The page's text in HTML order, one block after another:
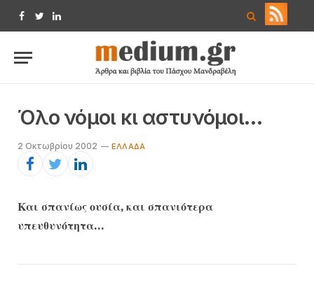
Facebook
TwitterLinkedIn
Όλο νόμοι κι αστυνόμοι…
2 Οκτωβρίου 2002 EΛΛΆΔΑ
Και σπανίως ουσία, και σπανιότερα
υπευθυνότητα…